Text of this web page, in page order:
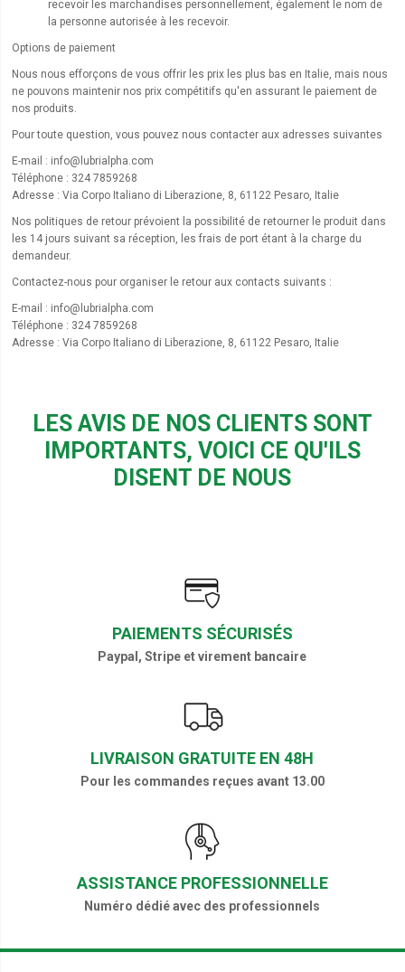
recevoir les marchandises personnellement, également le nom de
la personne autorisée à les recevoir.
Options de paiement
Nous nous efforçons de vous offrir les prix les plus bas en Italie, mais nous
ne pouvons maintenir nos prix compétitifs qu'en assurant le paiement de
nos produits.
Pour toute question, vous pouvez nous contacter aux adresses suivantes
E-mail : info@lubrialpha.com
Téléphone : 324 7859268
Adresse : Via Corpo Italiano di Liberazione, 8, 61122 Pesaro, Italie
Nos politiques de retour prévoient la possibilité de retourner le produit dans
les 14 jours suivant sa réception, les frais de port étant à la charge du
demandeur.
Contactez-nous pour organiser le retour aux contacts suivants :
E-mail : info@lubrialpha.com
Téléphone : 324 7859268
Adresse : Via Corpo Italiano di Liberazione, 8, 61122 Pesaro, Italie
LES AVIS DE NOS CLIENTS SONT
IMPORTANTS, VOICI CE QU'ILS
DISENT DE NOUS
PAIEMENTS SÉCURISÉS
Paypal, Stripe et virement bancaire
LIVRAISON GRATUITE EN 48H
Pour les commandes reçues avant 13.00
ASSISTANCE PROFESSIONNELLE
Numéro dédié avec des professionnels